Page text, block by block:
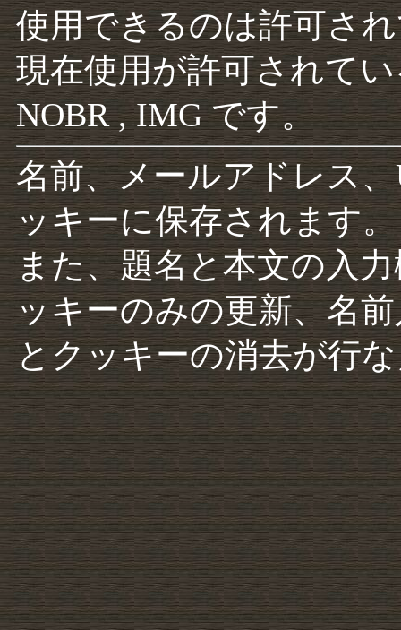
使用できるのは許可さ
現在使用が許可されて
NOBR , IMG です。
名前、メールアドレス
ッキーに保存されます。
また、題名と本文の入
ッキーのみの更新、名
とクッキーの消去が行